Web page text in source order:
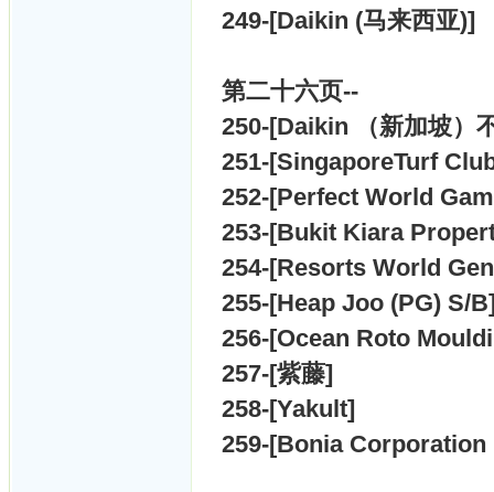
249-[Daikin (马来西亚)]
第二十六页--
250-[Daikin （新加坡）
251-[SingaporeTurf
252-[Perfect World
253-[Bukit Kiara
254-[Resorts World
255-[Heap Joo (PG) S/
256-[Ocean Roto
257-[紫藤]
258-[Yakult]
259-[Bonia Corporation